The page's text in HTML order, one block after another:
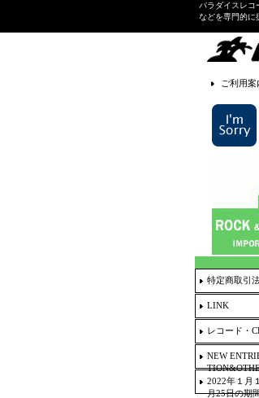
パラダイスレコ
などを専門的に
ご利用案
特定商取引
LINK
レコード・
NEW
2022年１月
月25日の期